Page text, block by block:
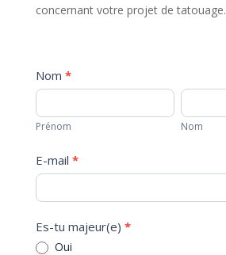
concernant votre projet de tatouage.
Contact
Nom *
Prénom
Prénom
Nom
Nom
E-mail *
Es-tu majeur(e) *
Oui